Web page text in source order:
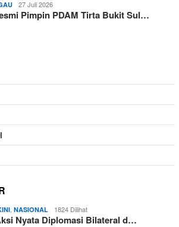
27 Juli 2026
Pimpin PDAM Tirta Bukit Sul…
NASIONAL 1824 Dilihat
Nyata Diplomasi Bilateral d…